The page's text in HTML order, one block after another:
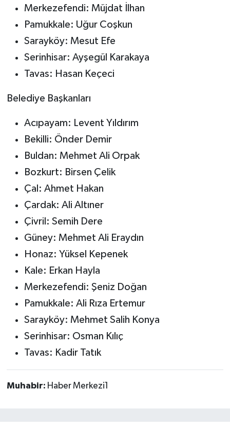
Merkezefendi: Müjdat İlhan
Pamukkale: Uğur Coşkun
Sarayköy: Mesut Efe
Serinhisar: Ayşegül Karakaya
Tavas: Hasan Keçeci
Belediye Başkanları
Acıpayam: Levent Yıldırım
Bekilli: Önder Demir
Buldan: Mehmet Ali Orpak
Bozkurt: Birsen Çelik
Çal: Ahmet Hakan
Çardak: Ali Altıner
Çivril: Semih Dere
Güney: Mehmet Ali Eraydın
Honaz: Yüksel Kepenek
Kale: Erkan Hayla
Merkezefendi: Şeniz Doğan
Pamukkale: Ali Rıza Ertemur
Sarayköy: Mehmet Salih Konya
Serinhisar: Osman Kılıç
Tavas: Kadir Tatık
Muhabir: Haber Merkezi1